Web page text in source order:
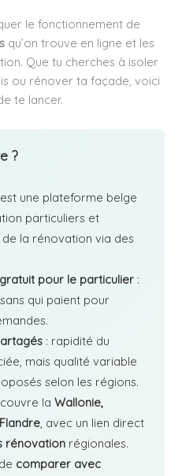
le fonctionnement de
qu’on trouve en ligne et les
Que tu cherches à isoler
ou rénover ta façade, voici
te lancer.
?
est une plateforme belge
particuliers et
la rénovation via des
gratuit pour le particulier :
qui paient pour
: rapidité du
mais qualité variable
selon les régions.
laWallonie,
, avec un lien direct
rénovation régionales.
comparer avec